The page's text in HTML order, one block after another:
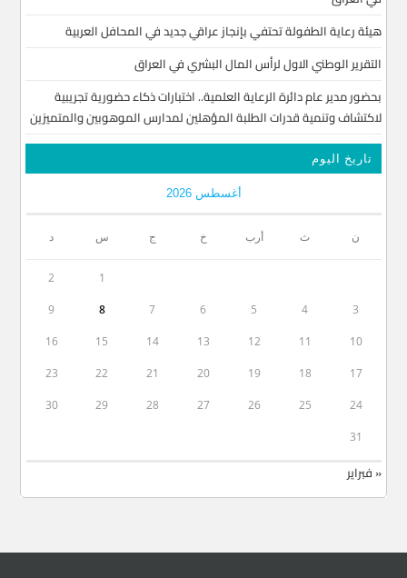
هيئة رعاية الطفولة تحتفي بإنجاز عراقي جديد في المحافل العربية
التقرير الوطني الاول لرأس المال البشري في العراق
بحضور مدير عام دائرة الرعاية العلمية.. اختبارات ذكاء حضورية تجريبية
لاكتشاف وتنمية قدرات الطلبة المؤهلين لمدارس الموهوبين والمتميزين
تاريخ اليوم
أغسطس 2026
ن ث أرب خ ج س د
1
2
3
4
5
6
7
8
9
10
11
12
13
14
15
16
17
18
19
20
21
22
23
24
25
26
27
28
29
30
31
« فبراير